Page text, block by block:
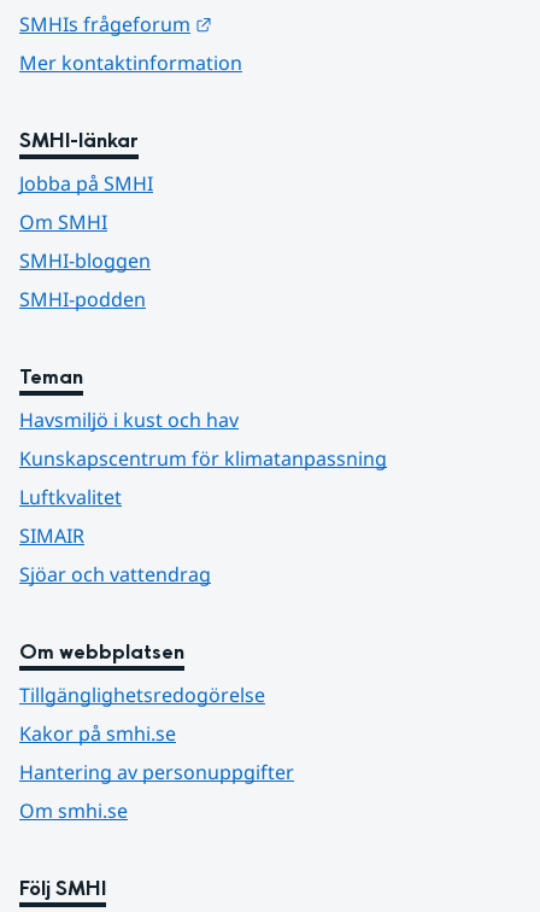
SMHIs frågeforum
Mer kontaktinformation
SMHI-länkar
Jobba på SMHI
Om SMHI
SMHI-bloggen
SMHI-podden
Teman
Havsmiljö i kust och hav
Kunskapscentrum för klimatanpassning
Luftkvalitet
SIMAIR
Sjöar och vattendrag
Om webbplatsen
Tillgänglighetsredogörelse
Kakor på smhi.se
Hantering av personuppgifter
Om smhi.se
Följ SMHI